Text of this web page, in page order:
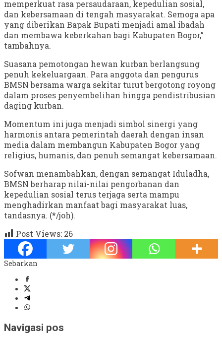
memperkuat rasa persaudaraan, kepedulian sosial,
dan kebersamaan di tengah masyarakat. Semoga apa
yang diberikan Bapak Bupati menjadi amal ibadah
dan membawa keberkahan bagi Kabupaten Bogor,”
tambahnya.
Suasana pemotongan hewan kurban berlangsung
penuh kekeluargaan. Para anggota dan pengurus
BMSN bersama warga sekitar turut bergotong royong
dalam proses penyembelihan hingga pendistribusian
daging kurban.
Momentum ini juga menjadi simbol sinergi yang
harmonis antara pemerintah daerah dengan insan
media dalam membangun Kabupaten Bogor yang
religius, humanis, dan penuh semangat kebersamaan.
Sofwan menambahkan, dengan semangat Iduladha,
BMSN berharap nilai-nilai pengorbanan dan
kepedulian sosial terus terjaga serta mampu
menghadirkan manfaat bagi masyarakat luas,
tandasnya. (*/joh).
Post Views: 26
Sebarkan
Navigasi pos